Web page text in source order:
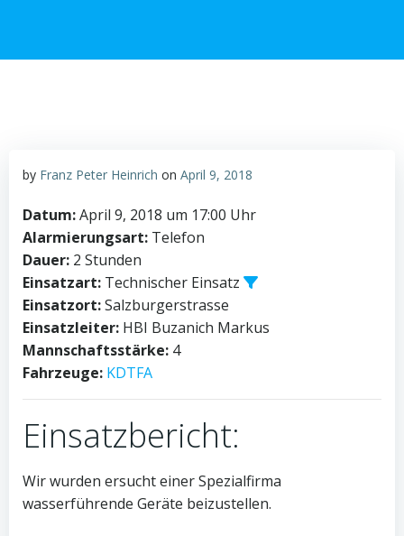
by Franz Peter Heinrich on April 9, 2018
Datum:April 9, 2018 um 17:00 Uhr
Alarmierungsart: Telefon
Dauer: 2 Stunden
Einsatzart: Technischer Einsatz
Einsatzort:Salzburgerstrasse
Einsatzleiter: HBI Buzanich Markus
Mannschaftsstärke: 4
Fahrzeuge: KDTFA
Einsatzbericht:
Wir wurden ersucht einer Spezialfirma
wasserführende Geräte beizustellen.